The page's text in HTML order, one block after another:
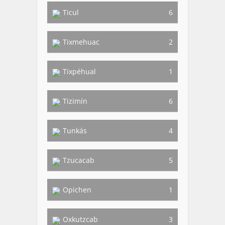
Ticul 6
Tixmehuac 2
Tixpéhual 1
Tizimín 6
Tunkás 4
Tzucacab 5
Opichen 1
Oxkutzcab 3